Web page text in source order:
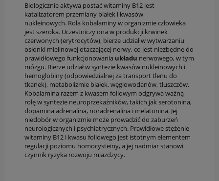
Biologicznie aktywa postać witaminy B12 jest
katalizatorem przemiany białek i kwasów
nukleinowych. Rola kobalaminy w organizmie człowieka
jest szeroka. Uczestniczy ona w produkcji krwinek
czerwonych (erytrocytów), bierze udział w wytwarzaniu
osłonki mielinowej otaczającej nerwy, co jest niezbędne do
prawidłowego funkcjonowania układu nerwowego, w tym
mózgu. Bierze udział w syntezie kwasów nukleinowych i
hemoglobiny (odpowiedzialnej za transport tlenu do
tkanek), metabolizmie białek, węglowodanów, tłuszczów.
Kobalamina razem z kwasem foliowym odgrywa ważną
rolę w syntezie neuroprzekaźników, takich jak serotonina,
dopamina adrenalina, noradrenalina i melatonina. Jej
niedobór w organizmie może prowadzić do zaburzeń
neurologicznych i psychiatrycznych. Prawidłowe stężenie
witaminy B12 i kwasu foliowego jest istotnym elementem
regulacji poziomu homocysteiny, a jej nadmiar stanowi
czynnik ryzyka rozwoju miażdżycy.